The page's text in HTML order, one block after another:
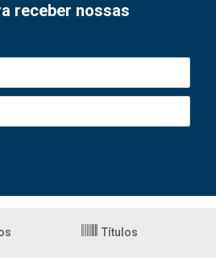
receber nossas
Títulos